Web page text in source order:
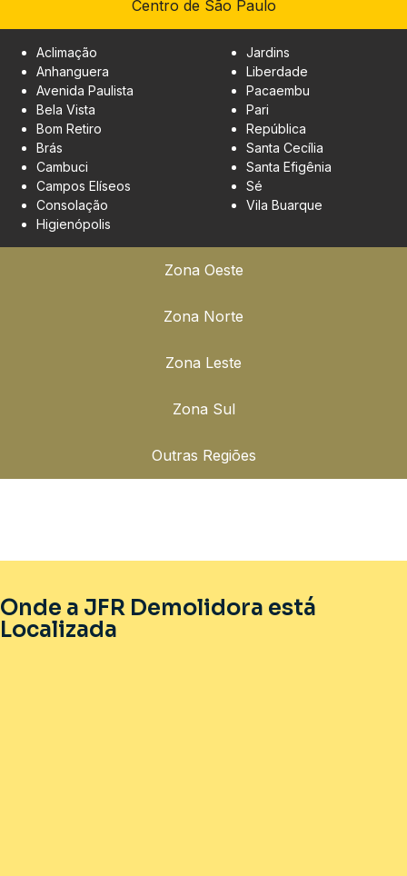
Centro de São Paulo
Zona Oeste
Zona Norte
Zona Leste
Zona Sul
Outras Regiões
Aclimação
Anhanguera
Avenida Paulista
Bela Vista
Bom Retiro
Brás
Cambuci
Campos Elíseos
Consolação
Higienópolis
Jardins
Liberdade
Pacaembu
Pari
República
Santa Cecília
Santa Efigênia
Sé
Vila Buarque
Onde a JFR Demolidora está
Localizada